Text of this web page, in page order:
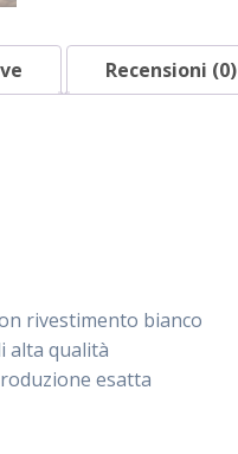
Recensioni (0)
rivestimento bianco
alta qualità
esatta